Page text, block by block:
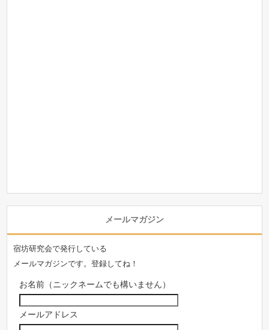
メールマガジン
宿坊研究会で発行している
メールマガジンです。登録してね！
お名前（ニックネームでも構いません）
メールアドレス